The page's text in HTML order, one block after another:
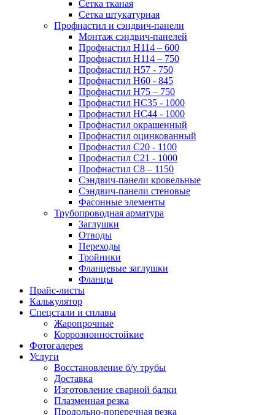
Сетка тканая
Сетка штукатурная
Профнастил и сэндвич-панели
Монтаж сэндвич-панелей
Профнастил Н114 – 600
Профнастил Н114 – 750
Профнастил Н57 - 750
Профнастил Н60 - 845
Профнастил Н75 – 750
Профнастил НС35 - 1000
Профнастил НС44 - 1000
Профнастил окрашенный
Профнастил оцинкованный
Профнастил С20 - 1100
Профнастил С21 - 1000
Профнастил С8 – 1150
Сэндвич-панели кровельные
Сэндвич-панели стеновые
Фасонные элементы
Трубопроводная арматура
Заглушки
Отводы
Переходы
Тройники
Фланцевые заглушки
Фланцы
Прайс-листы
Калькулятор
Спецстали и сплавы
Жаропрочные
Коррозионностойкие
Фотогалерея
Услуги
Восстановление б/у трубы
Доставка
Изготовление сварной балки
Плазменная резка
Продольно-поперечная резка